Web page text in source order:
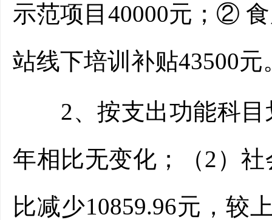
示范项目40000元；②
站线下培训补贴43500
2、按支出功能科目
年相比无变化；（2）
比减少10859.96元，较